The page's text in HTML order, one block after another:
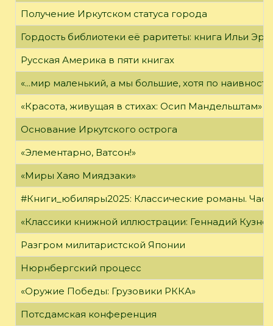
Получение Иркутском статуса города
Гордость библиотеки её раритеты: книга Ильи
Русская Америка в пяти книгах
«...мир маленький, а мы большие, хотя по
«Красота, живущая в стихах: Осип Мандельштам»
Основание Иркутского острога
«Элементарно, Ватсон!»
«Миры Хаяо Миядзаки»
#Книги_юбиляры2025: Классические романы.
«Классики книжной иллюстрации: Геннадий
Разгром милитаристской Японии
Нюрнбергский процесс
«Оружие Победы: Грузовики РККА»
Потсдамская конференция